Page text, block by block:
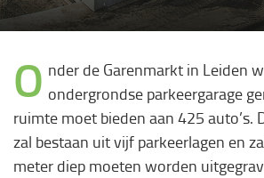
O nder de Garenmarkt in Leiden
ondergrondse parkeergarage
ruimte moet bieden aan 425 auto’s.
zal bestaan uit vijf parkeerlagen en
meter diep moeten worden